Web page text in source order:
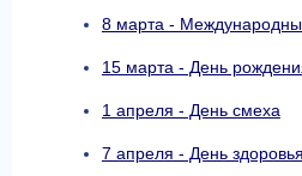
8 марта -
15 марта - День
1 апреля - День смеха
7 апреля - День здоровья